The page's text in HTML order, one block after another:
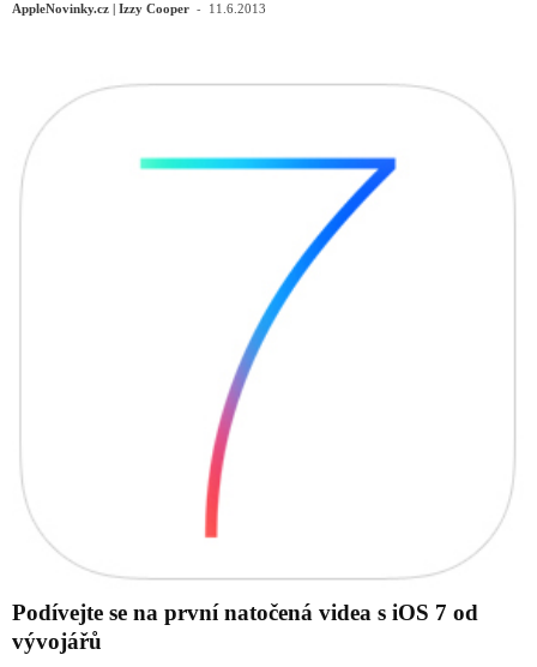
AppleNovinky.cz | Izzy Cooper - 11.6.2013
Podívejte se na první natočená videa s iOS 7 od
vývojářů